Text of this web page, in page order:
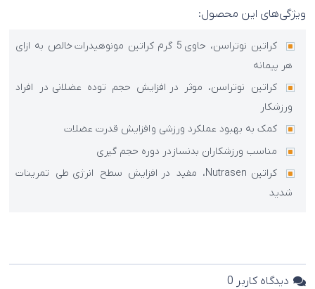
مونوهیدرات
گرم
عدد
ویژگی‌های این محصول:
کراتین نوتراسن، حاوی 5 گرم کراتین مونوهیدرات خالص به ازای
هر پیمانه
کراتین نوتراسن، موثر در افزایش حجم توده عضلانی در افراد
ورزشکار
کمک به بهبود عملکرد ورزشی و افزایش قدرت عضلات
مناسب ورزشکاران بدنساز در دوره حجم گیری
کراتین Nutrasen، مفید در افزایش سطح انرژی طی تمرینات
شدید
دیدگاه کاربر 0